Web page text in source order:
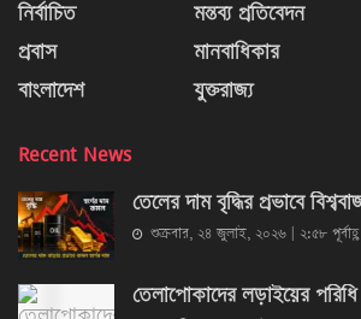
নির্বাচিত
প্রবাস
বাংলাদেশ
মন্তব্য প্রতিবেদন
মানবাধিকার
যুক্তরাজ্য
Recent News
তেলের দাম বৃদ্ধির প্রভাবে
শুক্রবার, ২৪ জুলাই, ২০২৬ | ২:৫৮ পূর্বাহ্ণ
তেলাপোকাদের লড়াইয়ের